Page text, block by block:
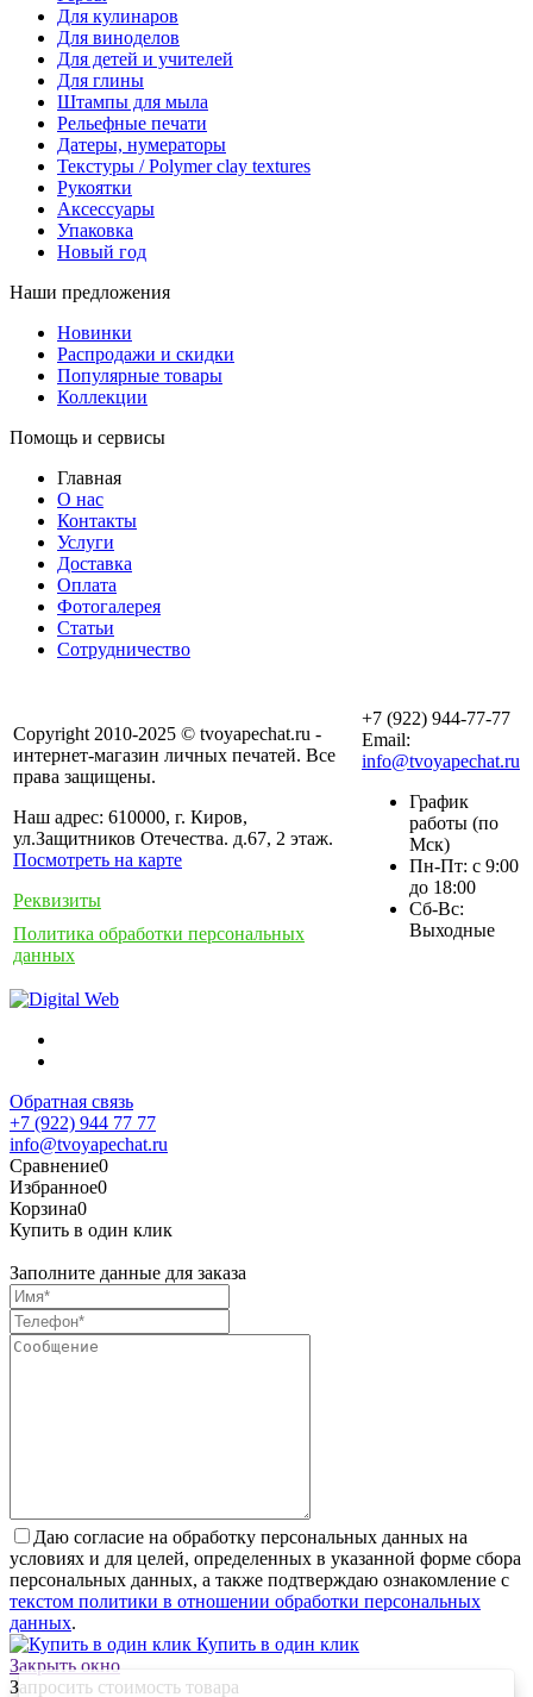
Для кулинаров
Для виноделов
Для детей и учителей
Для глины
Штампы для мыла
Рельефные печати
Датеры, нумераторы
Текстуры / Polymer clay textures
Рукоятки
Аксессуары
Упаковка
Новый год
Наши предложения
Новинки
Распродажи и скидки
Популярные товары
Коллекции
Помощь и сервисы
Главная
О нас
Контакты
Услуги
Доставка
Оплата
Фотогалерея
Статьи
Сотрудничество
Copyright 2010-2025 © tvoyapechat.ru -
интернет-магазин личных печатей. Все
права защищены.
Наш адрес: 610000, г. Киров,
ул.Защитников Отечества. д.67, 2 этаж.
Посмотреть на карте
Реквизиты
Политика обработки персональных
данных
+7 (922) 944-77-77
Email:
info@tvoyapechat.ru
График
работы (по
Мск)
Пн-Пт: с 9:00
до 18:00
Сб-Вс:
Выходные
Обратная связь
+7 (922) 944 77 77
info@tvoyapechat.ru
Сравнение0
Избранное0
Корзина0
Купить в один клик
Заполните данные для заказа
Даю согласие на обработку персональных данных на
условиях и для целей, определенных в указанной форме сбора
персональных данных, а также подтверждаю ознакомление с
текстом политики в отношении обработки персональных
данных.
Купить в один клик
Закрыть окно
Запросить стоимость товара